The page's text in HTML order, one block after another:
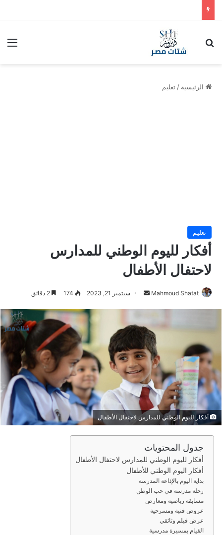
بحث عن
الرئيسية / تعليم
تعليم
أفكار لليوم الوطني للمدارس
لاحتفال الأطفال
Mahmoud Shatat
ل
ر
ي
د
ا
إ
ل
ك
ت
و
ن
ي
سبتمبر 21, 2023 174
أفكار لليوم الوطني للمدارس لاحتفال الأطفال
جدول المحتويات
أفكار لليوم الوطني للمدارس لاحتفال الأطفال
أفكار اليوم الوطني للأطفال
بداية اليوم بالإذاعة المدرسة
رحلة مدرسة في حب الوطن
مسابقة رياضية ومعارض
عروض فنية ومسرحية
عرض فيلم وثائقي
القيام بمسيرة مدرسية